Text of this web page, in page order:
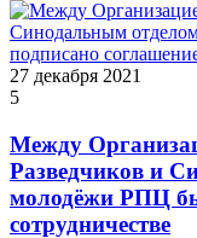
27 декабря 2021
5
Между
Разведчиков и
молодёжи РПЦ
сотрудничестве